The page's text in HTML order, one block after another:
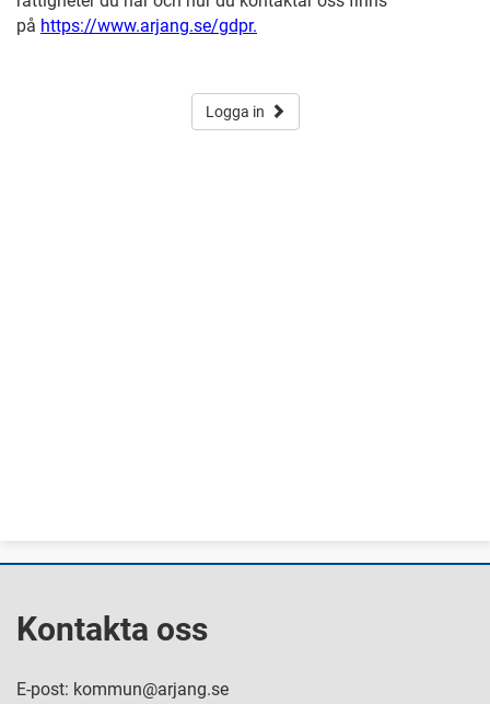
på https://www.arjang.se/gdpr.
Logga in
Kontakta oss
E-post: kommun@arjang.se